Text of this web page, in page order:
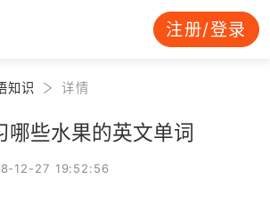
注册/登录
知识 详情
哪些水果的英文单词
12-27 19:52:56